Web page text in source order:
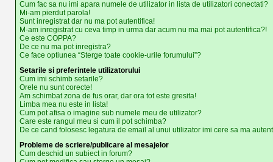
Cum fac sa nu imi apara numele de utilizator in lista de utilizatori conectati?
Mi-am pierdut parola!
Sunt inregistrat dar nu ma pot autentifica!
M-am inregistrat cu ceva timp in urma dar acum nu ma mai pot autentifica?!
Ce este COPPA?
De ce nu ma pot inregistra?
Ce face optiunea “Sterge toate cookie-urile forumului”?
Setarile si preferintele utilizatorului
Cum imi schimb setarile?
Orele nu sunt corecte!
Am schimbat zona de fus orar, dar ora tot este gresita!
Limba mea nu este in lista!
Cum pot afisa o imagine sub numele meu de utilizator?
Care este rangul meu si cum il pot schimba?
De ce cand folosesc legatura de email al unui utilizator imi cere sa ma
Probleme de scriere/publicare al mesajelor
Cum deschid un subiect in forum?